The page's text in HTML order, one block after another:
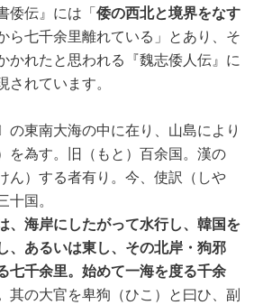
倭伝』には「倭の西北と境界をなす
ら七千余里離れている」とあり、そ
かれたと思われる『魏志倭人伝』に
れています。
の東南大海の中に在り、山島により
を為す。旧（もと）百余国。漢の
ん）する者有り。今、使訳（しや
国。
、海岸にしたがって水行し、韓国を
、あるいは東し、その北岸・狗邪
七千余里。始めて一海を度る千余
其の大官を卑狗（ひこ）と曰ひ、副